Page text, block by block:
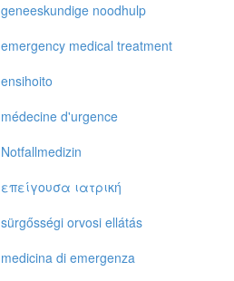
geneeskundige noodhulp
emergency medical treatment
ensihoito
médecine d'urgence
Notfallmedizin
επείγoυσα ιατρική
sürgősségi orvosi ellátás
medicina di emergenza